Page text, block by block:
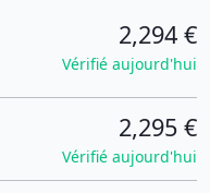
2,294 €
Vérifié aujourd'hui
2,295 €
Vérifié aujourd'hui